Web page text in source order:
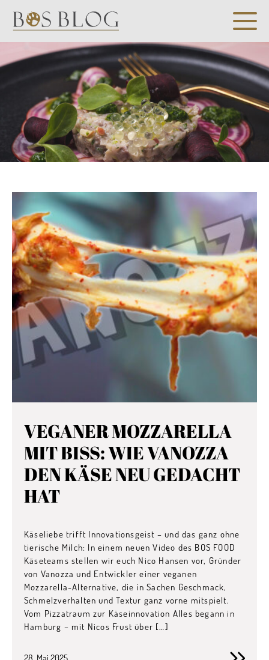
VEGANER MOZZARELLA
MIT BISS: WIE VANOZZA
DEN KÄSE NEU GEDACHT
HAT
Käseliebe trifft Innovationsgeist – und das ganz ohne
tierische Milch: In einem neuen Video des BOS FOOD
Käseteams stellen wir euch Nico Hansen vor, Gründer
von Vanozza und Entwickler einer veganen
Mozzarella-Alternative, die in Sachen Geschmack,
Schmelzverhalten und Textur ganz vorne mitspielt.
Vom Pizzatraum zur Käseinnovation Alles begann in
Hamburg – mit Nicos Frust über […]